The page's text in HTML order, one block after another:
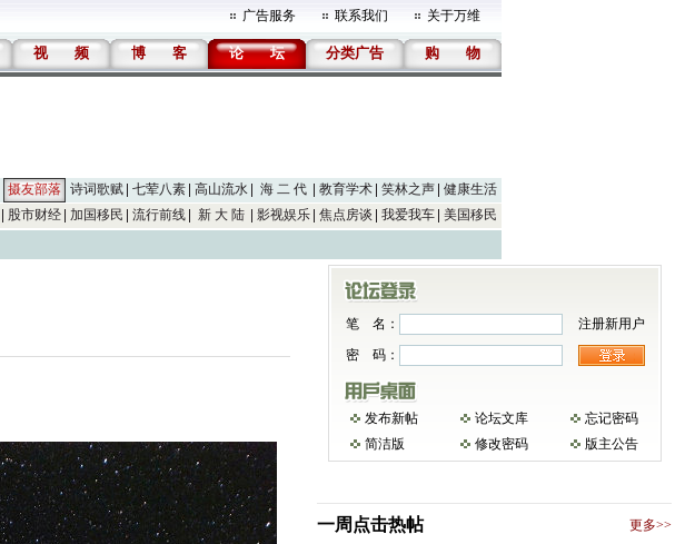
广告服务 联系我们 关于万维
视 频 博 客 论 坛 分类广告 购 物
摄友部落 诗词歌赋 七荤八素 高山流水 海 二 代 教育学术 笑林之声
健康生活
股市财经 加国移民 流行前线 新 大 陆 影视娱乐 焦点房谈 我爱我车 美国移民
笔 名：
注册新用户
密 码：
发布新帖 论坛文库
忘记密码
简洁版
修改密码 版主公告
一周点击热帖 更多>>